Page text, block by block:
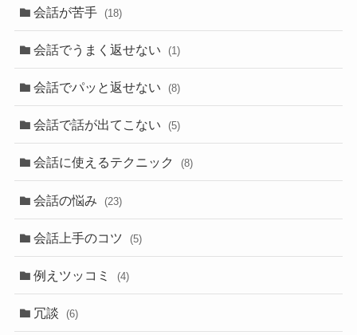
会話が苦手 (18)
会話でうまく返せない (1)
会話でパッと返せない (8)
会話で話が出てこない (5)
会話に使えるテクニック (8)
会話の悩み (23)
会話上手のコツ (5)
例えツッコミ (4)
冗談 (6)